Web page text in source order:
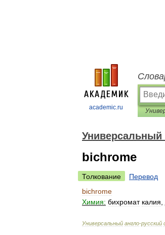
academic.ru
Универсальный
bichrome
Толкование
Перевод
bichrome
Химия: бихромат калия
Универсальный англо-русский